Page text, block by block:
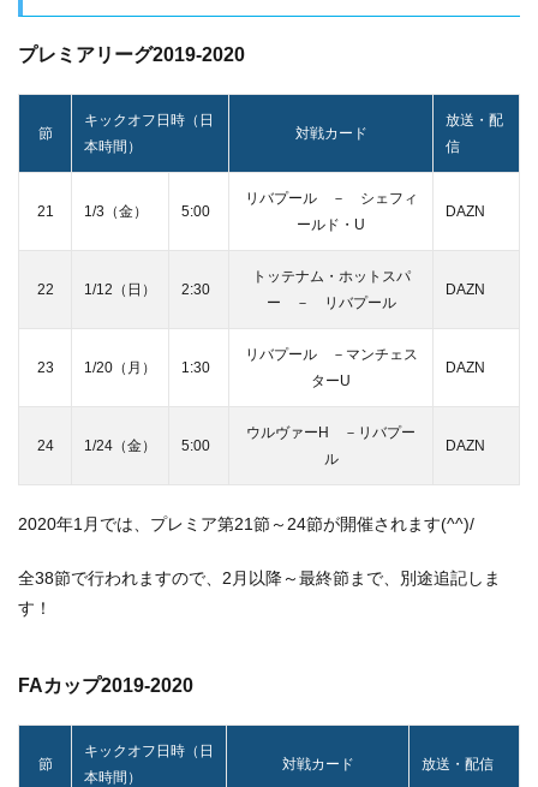
プレミアリーグ2019-2020
節
キックオフ日時（日
本時間）
対戦カード
放送・配
信
21 1/3（金） 5:00
リバプール － シェフィ
ールド・U
DAZN
22 1/12（日） 2:30
トッテナム・ホットスパ
ー － リバプール
DAZN
23 1/20（月） 1:30
リバプール －マンチェス
ターU
DAZN
24 1/24（金） 5:00
ウルヴァーH －リバプー
ル
DAZN
2020年1月では、プレミア第21節～24節が開催されます(^^)/
全38節で行われますので、2月以降～最終節まで、別途追記しま
す！
FAカップ2019-2020
節
キックオフ日時（日
本時間）
対戦カード 放送・配信